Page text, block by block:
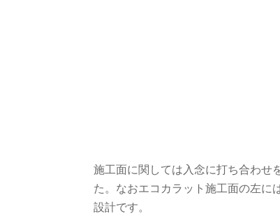
施工面に関しては入念に打ち合わせ
た。なおエコカラット施工面の左に
設計です。